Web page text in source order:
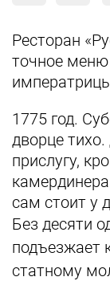
Ресторан
точное меню
1775 год.
дворце
прислугу,
сам стоит у
Без десяти
подъезжает
статному